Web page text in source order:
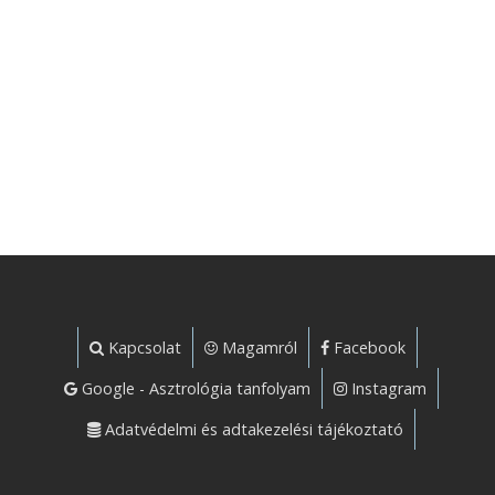
Kapcsolat Magamról
Facebook
Google - Asztrológia tanfolyam
Instagram
Adatvédelmi és adtakezelési tájékoztató